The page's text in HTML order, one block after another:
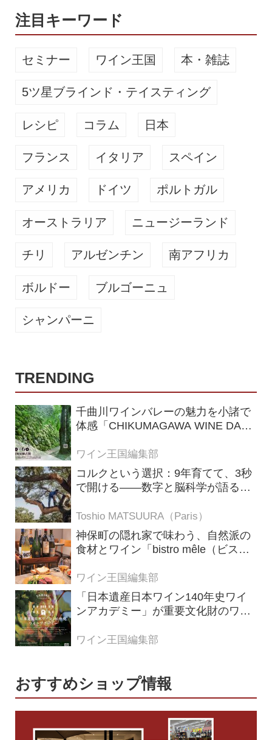
注目キーワード
セミナー ワイン王国 本・雑誌
5ツ星ブラインド・テイスティング
レシピ コラム 日本
フランス イタリア スペイン
アメリカ ドイツ ポルトガル
オーストラリア ニュージーランド
チリ アルゼンチン 南アフリカ
ボルドー ブルゴーニュ
シャンパーニ
TRENDING
千曲川ワインバレーの魅力を小諸で
体感「CHIKUMAGAWA WINE DAYS
ワイン王国編集部
コルクという選択：9年育てて、3秒
で開ける——数字と脳科学が語る栓
Toshio MATSUURA（Paris）
神保町の隠れ家で味わう、自然派の
食材とワイン「bistro mêle（ビスト
ワイン王国編集部
「日本遺産日本ワイン140年史ワイ
ンアカデミー」が重要文化財のワイ
（2026年6月28日応募締め切り）
ワイン王国編集部
おすすめショップ情報